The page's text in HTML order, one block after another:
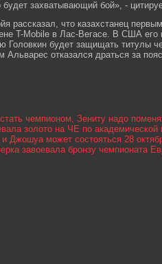
будет захватывающий бой», -
рассказал, что казахстанец
T-Mobile в Лас-Вегасе. В США
Головкин будет защищать титулы
Альварес отказался драться за
чемпионом, Зениту надо
золото на ЧЕ по академической
Джошуа может состояться 28
завоевала бронзу чемпионата